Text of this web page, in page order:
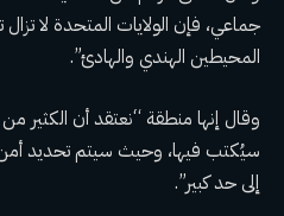
جماعي، فإن الولايات المتحدة لا
المحيطين الهندي والهادئ”.
وقال إنها منطقة “نعتقد أن الكثير
سيُكتب فيها، وحيث سيتم تحديد أمن
إلى حد كبير”.